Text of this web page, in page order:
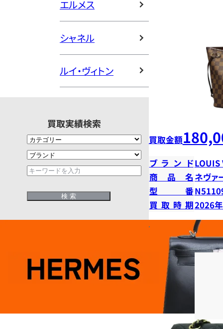
エルメス
シャネル
ルイ・ヴィトン
買取実績検索
買取金額
ブランドLOUIS
商品名 ネヴァ
型番
買取時期2026